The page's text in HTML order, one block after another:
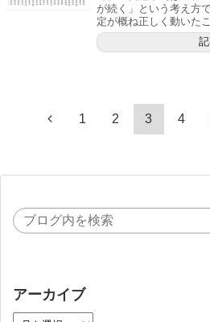
が続く」という考え方
定が概ね正しく動いた
1 2 3 4
アーカイブ